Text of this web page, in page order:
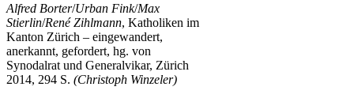
Alfred Borter/Urban Fink/Max
Stierlin/René Zihlmann, Katholiken im
Kanton Zürich – eingewandert,
anerkannt, gefordert, hg. von
Synodalrat und Generalvikar, Zürich
2014, 294 S. (Christoph Winzeler)